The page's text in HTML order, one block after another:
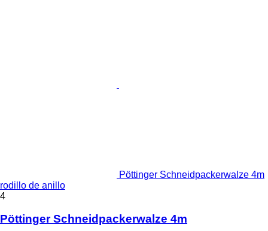
Pöttinger Schneidpackerwalze 4m
rodillo de anillo
4
Pöttinger Schneidpackerwalze 4m